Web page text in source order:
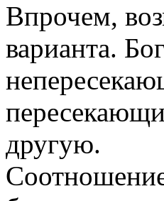
Впрочем,
варианта.
другую.